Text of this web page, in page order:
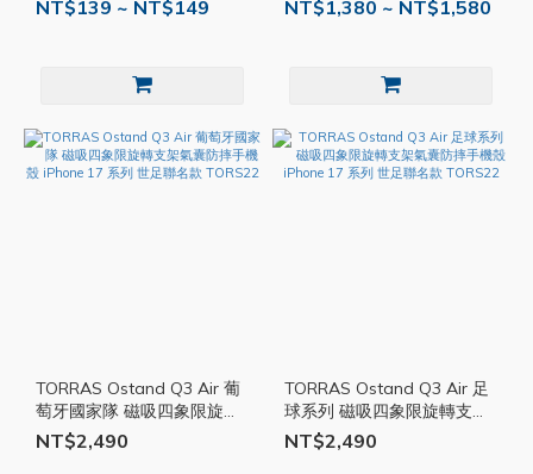
NT$139 ~ NT$149 NT$1,380 ~ NT$1,580
TORRAS Ostand Q3 Air 葡
萄牙國家隊 磁吸四象限旋轉
支架氣囊防摔手機殼 iPhone
17 系列 世足聯名款 TORS22
NT$2,490
TORRAS Ostand Q3 Air 足
球系列 磁吸四象限旋轉支架
氣囊防摔手機殼 iPhone 17
系列 世足聯名款 TORS22
NT$2,490